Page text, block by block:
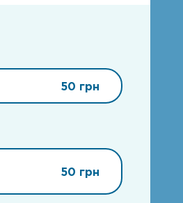
50 грн
50 грн